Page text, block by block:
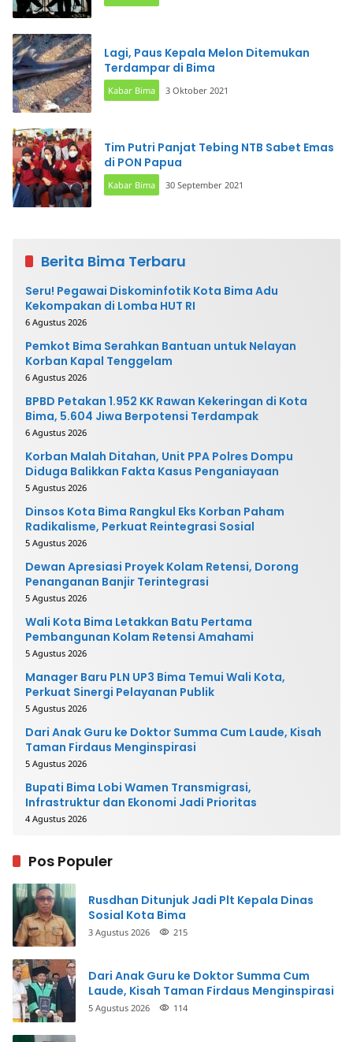
Lagi, Paus Kepala Melon Ditemukan
Terdampar di Bima
Kabar Bima 3 Oktober 2021
Tim Putri Panjat Tebing NTB Sabet Emas
di PON Papua
Kabar Bima 30 September 2021
Berita Bima Terbaru
Seru! Pegawai Diskominfotik Kota Bima Adu
Kekompakan di Lomba HUT RI
6 Agustus 2026
Pemkot Bima Serahkan Bantuan untuk Nelayan
Korban Kapal Tenggelam
6 Agustus 2026
BPBD Petakan 1.952 KK Rawan Kekeringan di Kota
Bima, 5.604 Jiwa Berpotensi Terdampak
6 Agustus 2026
Korban Malah Ditahan, Unit PPA Polres Dompu
Diduga Balikkan Fakta Kasus Penganiayaan
5 Agustus 2026
Dinsos Kota Bima Rangkul Eks Korban Paham
Radikalisme, Perkuat Reintegrasi Sosial
5 Agustus 2026
Dewan Apresiasi Proyek Kolam Retensi, Dorong
Penanganan Banjir Terintegrasi
5 Agustus 2026
Wali Kota Bima Letakkan Batu Pertama
Pembangunan Kolam Retensi Amahami
5 Agustus 2026
Manager Baru PLN UP3 Bima Temui Wali Kota,
Perkuat Sinergi Pelayanan Publik
5 Agustus 2026
Dari Anak Guru ke Doktor Summa Cum Laude, Kisah
Taman Firdaus Menginspirasi
5 Agustus 2026
Bupati Bima Lobi Wamen Transmigrasi,
Infrastruktur dan Ekonomi Jadi Prioritas
4 Agustus 2026
Pos Populer
Rusdhan Ditunjuk Jadi Plt Kepala Dinas
Sosial Kota Bima
3 Agustus 2026 215
Dari Anak Guru ke Doktor Summa Cum
Laude, Kisah Taman Firdaus Menginspirasi
5 Agustus 2026 114